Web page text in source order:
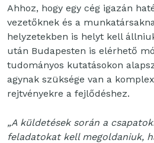
Ahhoz, hogy egy cég igazán
vezetőknek és a
helyzetekben is helyt kell
után Budapesten is elérhető
tudományos kutatásokon
agynak szüksége van a
rejtvényekre a fejlődéshez.
„A küldetések során a
feladatokat kell megoldaniuk,